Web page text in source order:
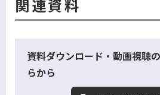
関連資料
資料ダウンロード・動画視聴
らから